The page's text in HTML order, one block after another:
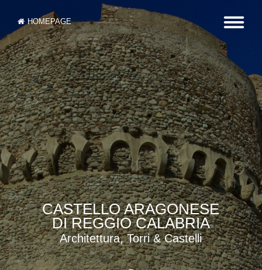
HOMEPAGE
CASTELLO ARAGONESE
DI REGGIO CALABRIA
Architettura, Torri & Castelli